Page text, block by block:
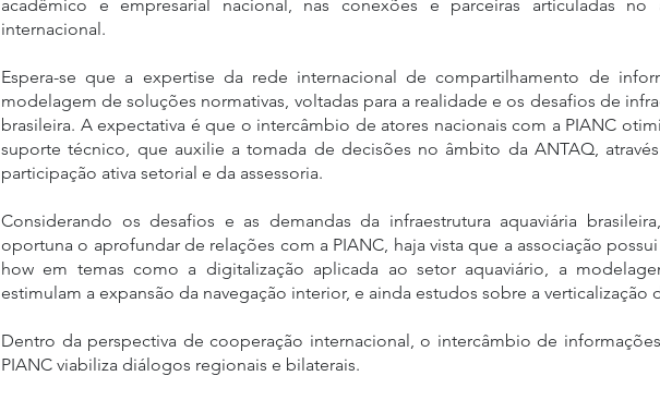
acadêmico e empresarial nacional, nas conexões e parceiras articuladas
internacional.
Espera-se que a expertise da rede internacional de compartilhamento de
modelagem de soluções normativas, voltadas para a realidade e os desafios de
brasileira. A expectativa é que o intercâmbio de atores nacionais com a PIANC
suporte técnico, que auxilie a tomada de decisões no âmbito da ANTAQ,
participação ativa setorial e da assessoria.
Considerando os desafios e as demandas da infraestrutura aquaviária
oportuna o aprofundar de relações com a PIANC, haja vista que a associação
how em temas como a digitalização aplicada ao setor aquaviário, a
estimulam a expansão da navegação interior, e ainda estudos sobre a verticalização
Dentro da perspectiva de cooperação internacional, o intercâmbio de
PIANC viabiliza diálogos regionais e bilaterais.